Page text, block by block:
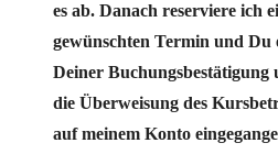
es ab. Danach reserviere ich
gewünschten Termin und
Deiner
die Überweisung des
auf meinem Konto